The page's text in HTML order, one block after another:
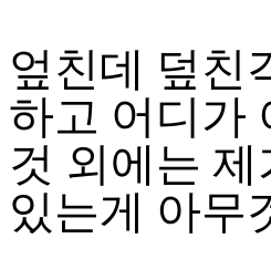
엎친데 덮친
하고 어디가
것 외에는
있는게 아무